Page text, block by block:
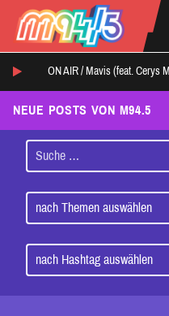
ON AIR / Mavis (feat. Cerys
NEUE POSTS VON M94.5